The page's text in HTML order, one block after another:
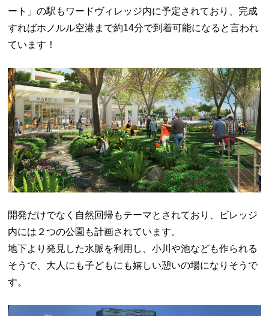
ート」の駅もワードヴィレッジ内に予定されており、完成
すればホノルル空港まで約14分で到着可能になると言われ
ています！
開発だけでなく自然回帰もテーマとされており、ビレッジ
内には２つの公園も計画されています。
地下より発見した水脈を利用し、小川や池なども作られる
そうで、大人にも子どもにも嬉しい憩いの場になりそうで
す。